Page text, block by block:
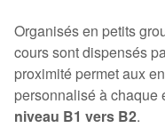
Organisés en petits
cours sont dispensés
proximité permet aux
personnalisé à chaque
niveau B1 vers B2.